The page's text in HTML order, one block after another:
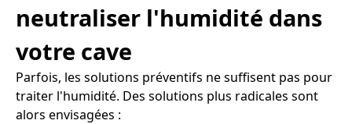
neutraliser l'humidité dans
votre cave
Parfois, les solutions préventifs ne suffisent pas pour
traiter l'humidité. Des solutions plus radicales sont
alors envisagées :